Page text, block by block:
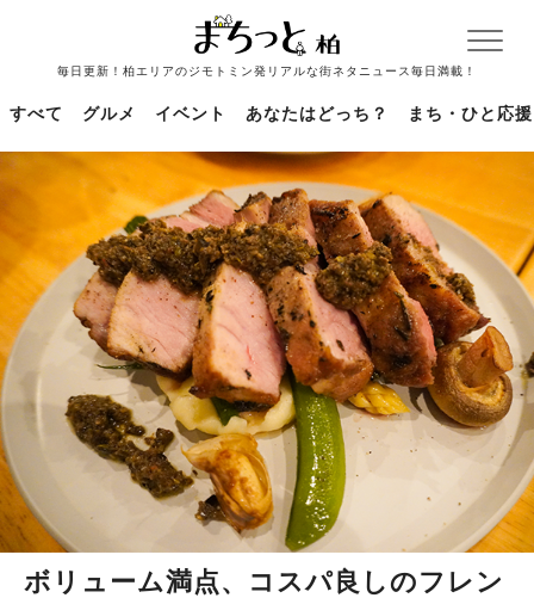
毎日更新！柏エリアのジモトミン発リアルな街ネタニュース毎日満載！
すべて グルメ イベント あなたはどっち？ まち・ひと応援
ボリューム満点、コスパ良しのフレン